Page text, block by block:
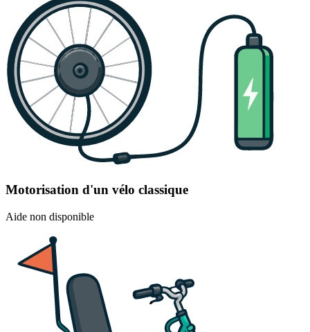
Motorisation d'un vélo classique
Aide non disponible